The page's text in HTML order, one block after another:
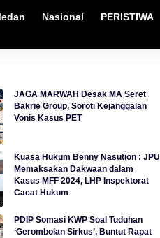
Nasional PERISTIWA
JAGA MARWAH Desak MA Seret
Bakrie Group, Soroti Kejanggalan
Vonis Kasus PET
Kuasa Hukum Benny Nasution : JPU
Memaksakan Dakwaan dalam
Kasus MFF 2024, LHP Inspektorat
Cacat Hukum
PDIP Somasi KWP Soal Tuduhan
‘Gerombolan Sirkus’, Buntut Rapat